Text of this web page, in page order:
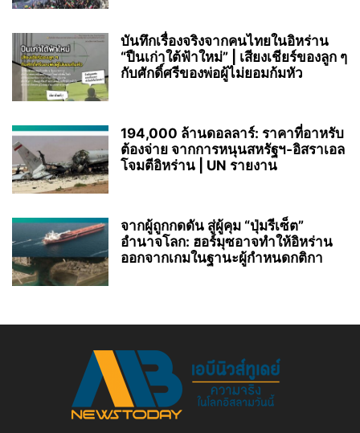
บันทึกเรื่องจริงจากคนไทยในอิหร่าน
“ปืนเก่าใต้ฟ้าใหม่” | เสียงเชียร์ของลูก ๆ
กับศักดิ์ศรีของพ่อผู้ไม่ยอมก้มหัว
194,000 ล้านดอลลาร์: ราคาที่อาหรับ
ต้องจ่าย จากการหนุนสหรัฐฯ‑อิสราเอล
โจมตีอิหร่าน | UN รายงาน
จากผู้ถูกกดดัน สู่ผู้คุม “ปุ่มรีเซ็ต”
อำนาจโลก: ฮอร์มุซอาจทำให้อิหร่าน
ออกจากเกมในฐานะผู้กำหนดกติกา